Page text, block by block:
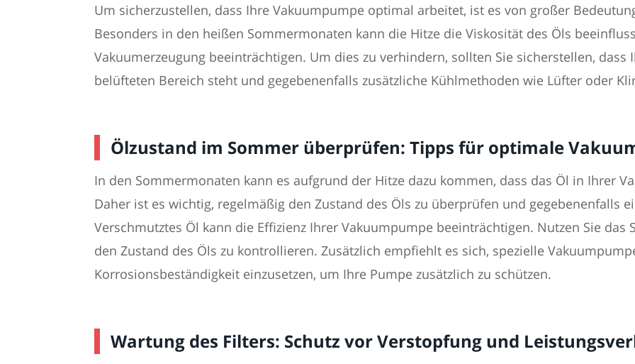
Um sicherzustellen, dass Ihre Vakuumpumpe optimal arbeitet, ist es von großer
Besonders in den heißen Sommermonaten kann die Hitze die Viskosität des Öls
Vakuumerzeugung beeinträchtigen. Um dies zu verhindern, sollten Sie sicherstellen,
belüfteten Bereich steht und gegebenenfalls zusätzliche Kühlmethoden wie Lüfter oder
Ölzustand im Sommer überprüfen: Tipps für optimale
In den Sommermonaten kann es aufgrund der Hitze dazu kommen, dass das Öl in Ihrer
Daher ist es wichtig, regelmäßig den Zustand des Öls zu überprüfen und gegebenenfalls
Verschmutztes Öl kann die Effizienz Ihrer Vakuumpumpe beeinträchtigen. Nutzen Sie das
den Zustand des Öls zu kontrollieren. Zusätzlich empfiehlt es sich, spezielle
Korrosionsbeständigkeit einzusetzen, um Ihre Pumpe zusätzlich zu schützen.
Wartung des Filters: Schutz vor Verstopfung und